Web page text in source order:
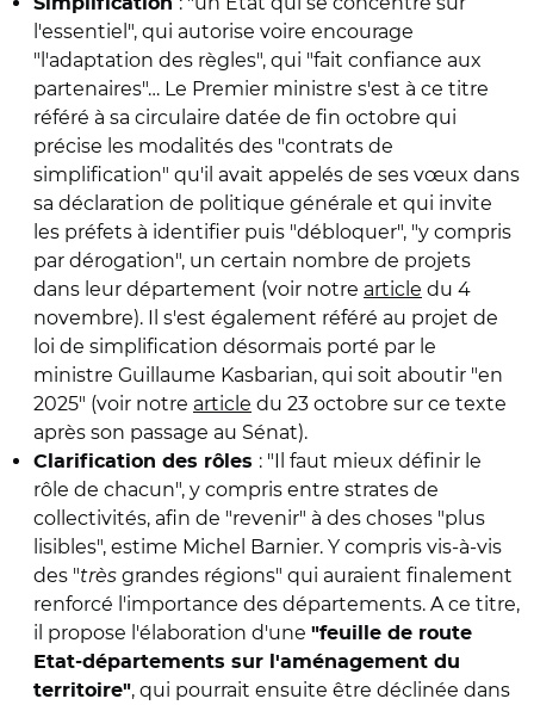
l'essentiel", qui autorise voire encourage
"l'adaptation des règles", qui "fait confiance aux
partenaires"… Le Premier ministre s'est à ce titre
référé à sa circulaire datée de fin octobre qui
précise les modalités des "contrats de
simplification" qu'il avait appelés de ses vœux dans
sa déclaration de politique générale et qui invite
les préfets à identifier puis "débloquer", "y compris
par dérogation", un certain nombre de projets
dans leur département (voir notre article du 4
novembre). Il s'est également référé au projet de
loi de simplification désormais porté par le
ministre Guillaume Kasbarian, qui soit aboutir "en
2025" (voir notre article du 23 octobre sur ce texte
après son passage au Sénat).
Clarification des rôles : "Il faut mieux définir le
rôle de chacun", y compris entre strates de
collectivités, afin de "revenir" à des choses "plus
lisibles", estime Michel Barnier. Y compris vis-à-vis
des "très grandes régions" qui auraient finalement
renforcé l'importance des départements. A ce titre,
il propose l'élaboration d'une "feuille de route
Etat-départements sur l'aménagement du
territoire", qui pourrait ensuite être déclinée dans